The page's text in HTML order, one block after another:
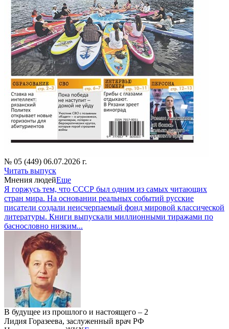
№ 05 (449) 06.07.2026 г.
Читать выпуск
Мнения людейЕще
Я горжусь тем, что СССР был одним из самых читающих
стран мира. На основании реальных событий русские
писатели создали неисчерпаемый фонд мировой классической
литературы. Книги выпускали миллионными тиражами по
баснословно низким...
В будущее из прошлого и настоящего – 2
Лидия Горазеева, заслуженный врач РФ